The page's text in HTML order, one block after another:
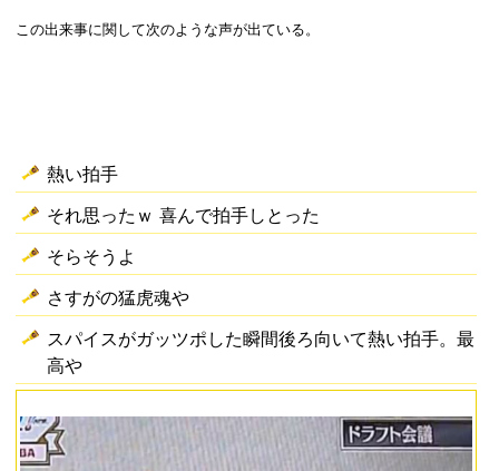
この出来事に関して次のような声が出ている。
熱い拍手
それ思ったｗ 喜んで拍手しとった
そらそうよ
さすがの猛虎魂や
スパイスがガッツポした瞬間後ろ向いて熱い拍手。最
高や